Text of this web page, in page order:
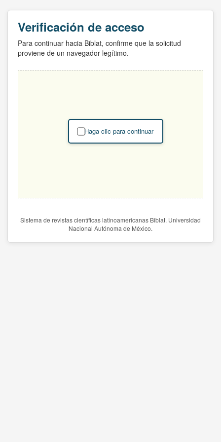
Verificación de acceso
Para continuar hacia Biblat, confirme que la solicitud
proviene de un navegador legítimo.
Haga clic para continuar
Sistema de revistas científicas latinoamericanas Biblat. Universidad
Nacional Autónoma de México.